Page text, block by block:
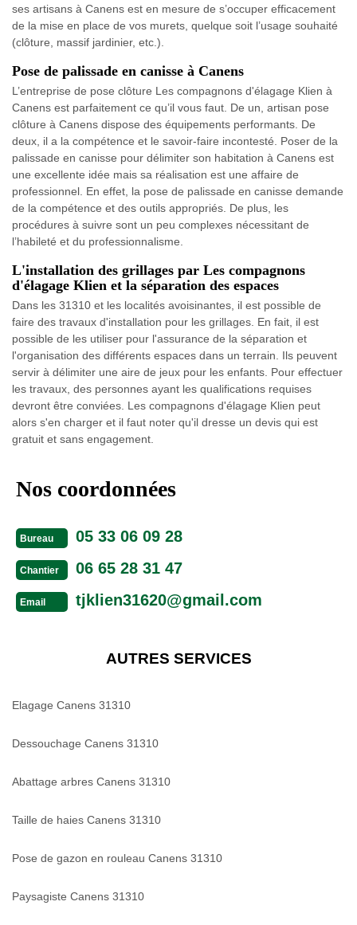
ses artisans à Canens est en mesure de s’occuper efficacement
de la mise en place de vos murets, quelque soit l’usage souhaité
(clôture, massif jardinier, etc.).
Pose de palissade en canisse à Canens
L’entreprise de pose clôture Les compagnons d'élagage Klien à
Canens est parfaitement ce qu’il vous faut. De un, artisan pose
clôture à Canens dispose des équipements performants. De
deux, il a la compétence et le savoir-faire incontesté. Poser de la
palissade en canisse pour délimiter son habitation à Canens est
une excellente idée mais sa réalisation est une affaire de
professionnel. En effet, la pose de palissade en canisse demande
de la compétence et des outils appropriés. De plus, les
procédures à suivre sont un peu complexes nécessitant de
l’habileté et du professionnalisme.
L'installation des grillages par Les compagnons
d'élagage Klien et la séparation des espaces
Dans les 31310 et les localités avoisinantes, il est possible de
faire des travaux d'installation pour les grillages. En fait, il est
possible de les utiliser pour l'assurance de la séparation et
l'organisation des différents espaces dans un terrain. Ils peuvent
servir à délimiter une aire de jeux pour les enfants. Pour effectuer
les travaux, des personnes ayant les qualifications requises
devront être conviées. Les compagnons d'élagage Klien peut
alors s'en charger et il faut noter qu'il dresse un devis qui est
gratuit et sans engagement.
Nos coordonnées
Bureau 05 33 06 09 28
Chantier 06 65 28 31 47
Email tjklien31620@gmail.com
AUTRES SERVICES
Elagage Canens 31310
Dessouchage Canens 31310
Abattage arbres Canens 31310
Taille de haies Canens 31310
Pose de gazon en rouleau Canens 31310
Paysagiste Canens 31310